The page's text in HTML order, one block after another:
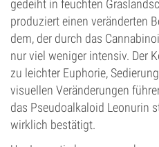
gedeiht in feuchten
produziert einen veränderten
dem, der durch das
nur viel weniger intensiv. Der
zu leichter Euphorie,
visuellen Veränderungen
das Pseudoalkaloid Leonurin
wirklich bestätigt.